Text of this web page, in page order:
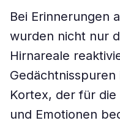
Bei Erinnerungen
wurden nicht nur
Hirnareale
Kortex, der für
und Emotionen